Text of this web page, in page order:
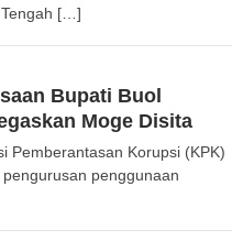
[…]
Bupati Buol
Moge Disita
Pemberantasan Korupsi (KPK)
penggunaan